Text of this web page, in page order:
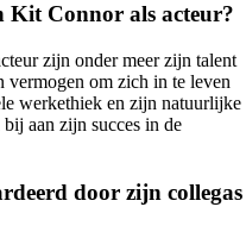
Kit Connor als acteur?
zijn onder meer zijn talent
vermogen om zich in te leven
werkethiek en zijn natuurlijke
aan zijn succes in de
door zijn collegas